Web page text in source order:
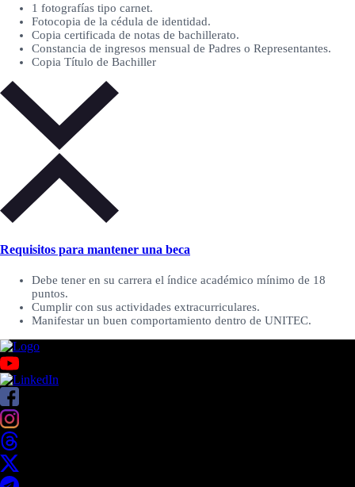
1 fotografías tipo carnet.
Fotocopia de la cédula de identidad.
Copia certificada de notas de bachillerato.
Constancia de ingresos mensual de Padres o Representantes.
Copia Título de Bachiller
Requisitos para mantener una beca
Debe tener en su carrera el índice académico mínimo de 18
puntos.
Cumplir con sus actividades extracurriculares.
Manifestar un buen comportamiento dentro de UNITEC.